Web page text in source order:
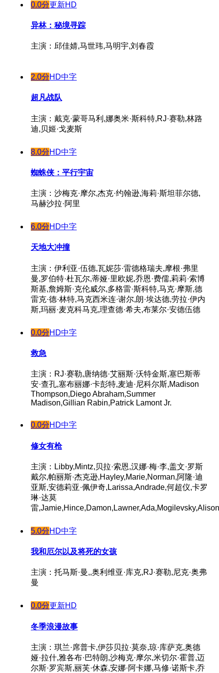
0.0分更新HD
异林：秘境寻踪
主演：邱佳婧,马世玮,马明宇,刘春霞
2.0分HD中字
超凡战队
主演：戴克·蒙哥马利,娜奥米·斯科特,RJ·赛勒,林路
迪,贝姬·戈麦斯
8.0分HD中字
蜘蛛侠：平行宇宙
主演：沙梅克·摩尔,杰克·约翰逊,海莉·斯坦菲尔德,
马赫沙拉·阿里
6.0分HD中字
天地大冲撞
主演：伊利亚·伍德,瓦妮莎·雷德格瑞夫,摩根·弗里
曼,罗伯特·杜瓦尔,蒂娅·里欧妮,乔恩·费儒,莉莉·索博
斯基,詹姆斯·克伦威尔,多格雷·斯科特,马克·摩斯,德
雷克·德·林特,马克西米连·谢尔,朗·埃达德,劳拉·伊内
斯,玛丽·麦克科马克,理查德·希夫,布莱尔·安德伍德
0.0分HD中字
救急
主演：RJ·赛勒,唐纳德·艾丽斯·沃特金斯,塞巴斯蒂
安·查孔,塞布丽娜·卡彭特,麦迪·尼科尔斯,Madison
Thompson,Diego Abraham,Summer
Madison,Gillian Rabin,Patrick Lamont Jr.
0.0分HD中字
修女有枪
主演：Libby,Mintz,贝拉·索恩,汉娜·梅·李,盖文·罗斯
戴尔,帕丽斯·杰克逊,Hayley,Marie,Norman,阿隆·迪
亚斯,安德莉亚·佩伊奇,Larissa,Andrade,何超仪,卡罗
琳·达莫
雷
5.0分HD中字
我和厄尔以及将死的女孩
主演：托马斯·曼,,奥利维亚·库克,RJ·赛勒,尼克·奥弗
曼
0.0分更新HD
冬季浪漫故事
主演：琪兰·席普卡,伊莎贝拉·莫奈,琼·库萨克,奥德
娅·拉什,雅各布·巴特朗,沙梅克·摩尔,米切尔·霍普,迈
尔斯·罗宾斯,丽芙·休森,安娜·阿卡娜,马修·诺斯卡,乔